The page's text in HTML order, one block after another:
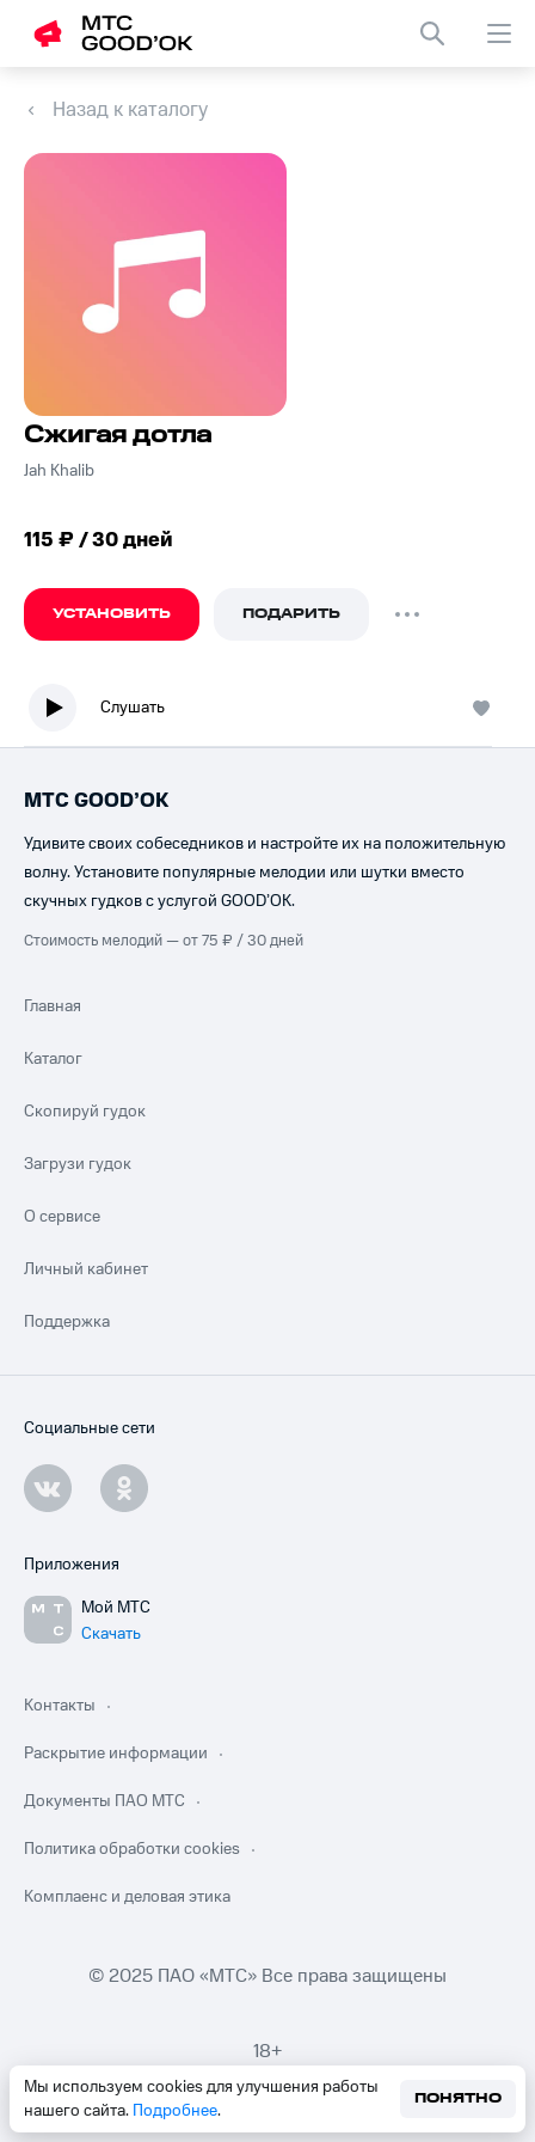
Назад к каталогу
Сжигая дотла
Jah Khalib
115 ₽ / 30 дней
УСТАНОВИТЬ ПОДАРИТЬ
Слушать
Мы используем cookies для улучшения работы
нашего сайта. Подробнее.
ПОНЯТНО
МТС GOOD’OK
Удивите своих собеседников и настройте их на положительную
волну. Установите популярные мелодии или шутки вместо
скучных гудков с услугой GOOD’OK.
Стоимость мелодий — от 75 ₽ / 30 дней
Главная
Каталог
Скопируй гудок
Загрузи гудок
О сервисе
Личный кабинет
Поддержка
Социальные сети
Приложения
Мой МТС
Скачать
Контакты
Раскрытие информации
Документы ПАО МТС
Политика обработки cookies
Комплаенс и деловая этика
© 2025 ПАО «МТС» Все права защищены
18+